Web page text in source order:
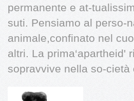
permanente e at-
suti. Pensiamo al perso-
animale,confinato nel
altri. La prima‘apartheid'
sopravvive nella so-cietà